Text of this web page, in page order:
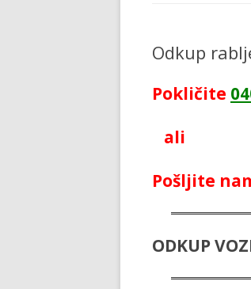
Odkup
Pokličite
ali
Pošljite
ODKUP